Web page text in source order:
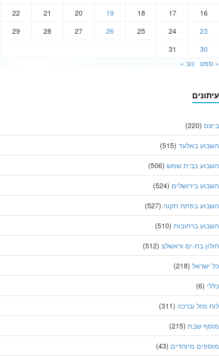
16
17
18
19
20
22
23
24
25
26
27
28
29
30
נוב »
(220)
באלעד(515)
בבית שמש(506)
בירושלים(524)
בפתח תקוה(527)
ברחובות(510)
בת-ים וראשלצ(512)
(218)
(6)
מזל וברכה(311)
שבת(215)
מיוחדים(43)